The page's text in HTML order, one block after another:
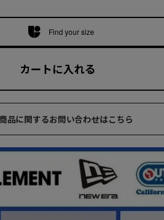
Find your size
カートに入れる
品に関するお問い合わせはこちら